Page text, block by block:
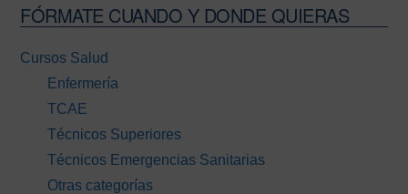
FÓRMATE CUANDO Y DONDE QUIERAS
Cursos Salud
Enfermería
TCAE
Técnicos Superiores
Técnicos Emergencias Sanitarias
Otras categorías